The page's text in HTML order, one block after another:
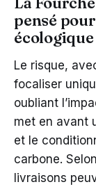
pensé
écologique
Le risque,
focaliser
oubliant
met en avant
et le
carbone.
livraisons